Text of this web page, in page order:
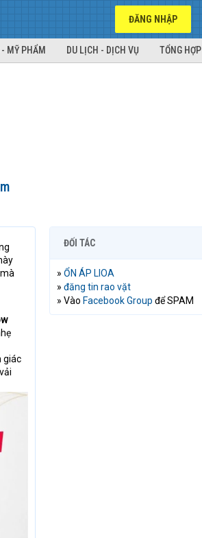
ĐĂNG NHẬP
MỸ PHẨM DU LỊCH - DỊCH VỤ TỔNG HỢP
giác
ĐỐI TÁC
» ỔN ÁP LIOA
» đăng tin rao vặt
» Vào Facebook Group để SPAM